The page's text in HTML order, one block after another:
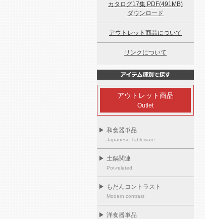
カタログ17集 PDF(491MB)
ダウンロード
アウトレット商品について
リンクについて
アウトレット商品
Outlet
▶ 和食器単品
Japanese Tableware
▶ 土鍋関連
Pot-related
▶ もだんコントラスト
Modern contrast
▶ 洋食器単品